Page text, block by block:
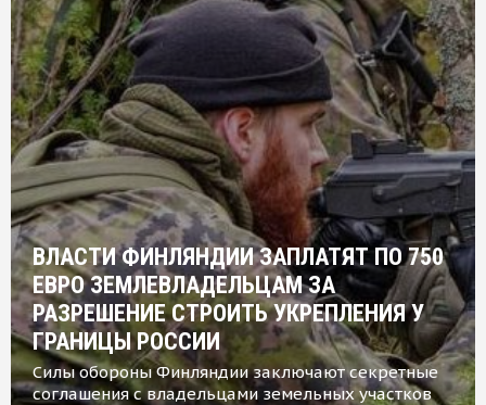
ВЛАСТИ ФИНЛЯНДИИ ЗАПЛАТЯТ ПО 750
ЕВРО ЗЕМЛЕВЛАДЕЛЬЦАМ ЗА
РАЗРЕШЕНИЕ СТРОИТЬ УКРЕПЛЕНИЯ У
ГРАНИЦЫ РОССИИ
Силы обороны Финляндии заключают секретные
соглашения с владельцами земельных участков